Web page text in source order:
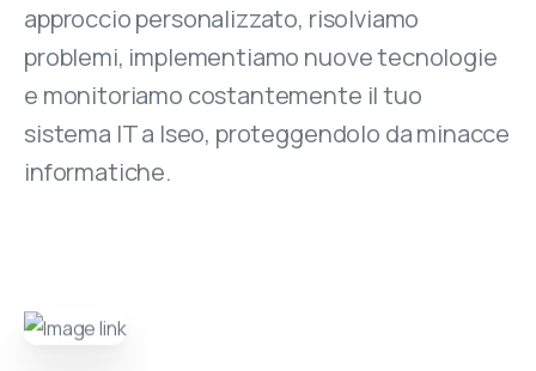
approccio personalizzato, risolviamo
problemi, implementiamo nuove tecnologie
e monitoriamo costantemente il tuo
sistema IT a Iseo, proteggendolo da minacce
informatiche.